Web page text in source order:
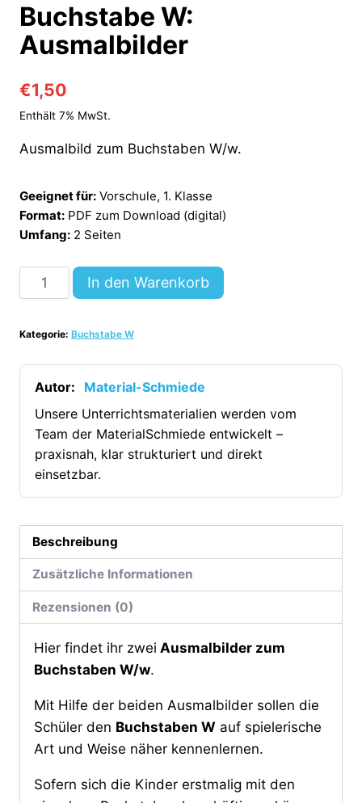
Buchstabe W:
Ausmalbilder
€1,50
Enthält 7% MwSt.
Ausmalbild zum Buchstaben W/w.
Geeignet für: Vorschule, 1. Klasse
Format: PDF zum Download (digital)
Umfang: 2 Seiten
Buchstabe
W:
[Digital]
Menge
In den Warenkorb
Kategorie: Buchstabe W
Autor:
Material-Schmiede
Unsere Unterrichtsmaterialien werden vom
Team der MaterialSchmiede entwickelt –
praxisnah, klar strukturiert und direkt
einsetzbar.
Beschreibung
Zusätzliche Informationen
Rezensionen (0)
Hier findet ihr zwei Ausmalbilder zum
Buchstaben W/w.
Mit Hilfe der beiden Ausmalbilder sollen die
Schüler den Buchstaben W auf spielerische
Art und Weise näher kennenlernen.
Sofern sich die Kinder erstmalig mit den